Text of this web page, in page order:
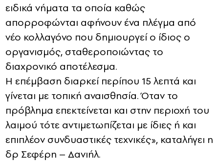
ειδικά νήματα τα οποία καθώς
απορροφώνται αφήνουν ένα πλέγμα από
νέο κολλαγόνο που δημιουργεί ο ίδιος ο
οργανισμός, σταθεροποιώντας το
διαχρονικό αποτέλεσμα.
Η επέμβαση διαρκεί περίπου 15 λεπτά και
γίνεται με τοπική αναισθησία. Όταν το
πρόβλημα επεκτείνεται και στην περιοχή του
λαιμού τότε αντιμετωπίζεται με ίδιες ή και
επιπλέον συνδυαστικές τεχνικές», καταλήγει η
δρ Σεφέρη – Δανιήλ.